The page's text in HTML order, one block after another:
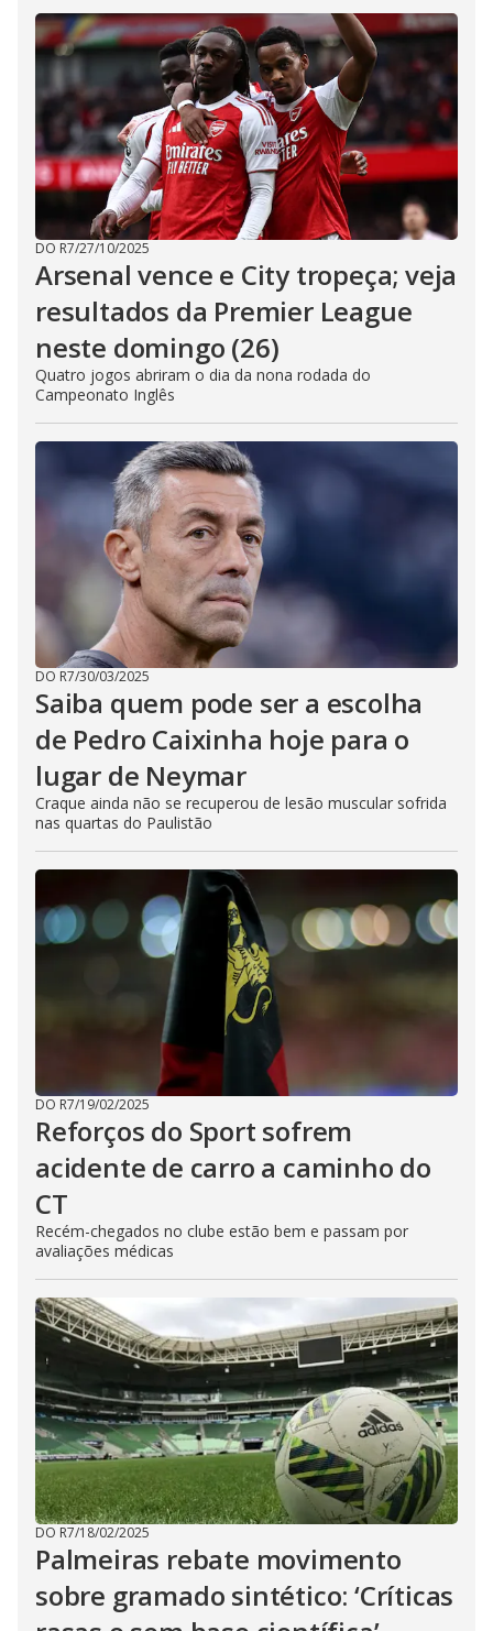
DO R7/27/10/2025
Arsenal vence e City tropeça; veja
resultados da Premier League
neste domingo (26)
Quatro jogos abriram o dia da nona rodada do
Campeonato Inglês
DO R7/30/03/2025
Saiba quem pode ser a escolha
de Pedro Caixinha hoje para o
lugar de Neymar
Craque ainda não se recuperou de lesão muscular sofrida
nas quartas do Paulistão
DO R7/19/02/2025
Reforços do Sport sofrem
acidente de carro a caminho do
CT
Recém-chegados no clube estão bem e passam por
avaliações médicas
DO R7/18/02/2025
Palmeiras rebate movimento
sobre gramado sintético: ‘Críticas